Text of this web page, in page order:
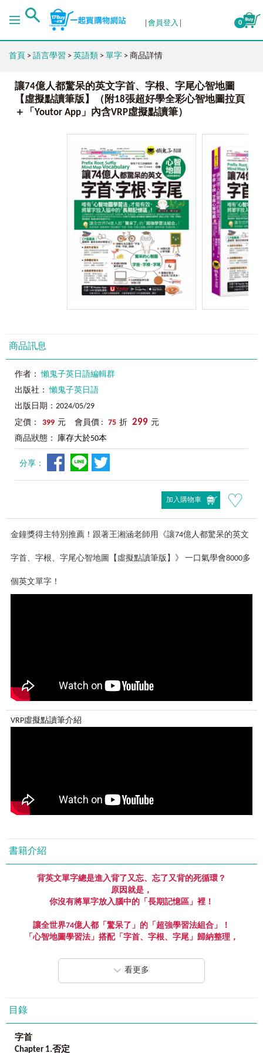
會員登入 0
首頁 > 語言學習 > 英語類 > 單字 > 商品詳情
讓74億人都驚呆的英文字首、字根、字尾心智地圖
【虛擬點讀筆版】（附18張超好學全彩心智地圖拉頁
＋「Youtor App」內含VRP虛擬點讀筆）
商品訊息
作者：懶鬼子英日語編輯群
出版社：懶鬼子英日語
出版日期：2024/05/29
定價：
399 元 會員價 : 75 折 299 元
商品狀態： 庫存大於50本
分享：
加入購物車
金鐘獎得主特別推薦！跟著王湘涵老師用《讓74億人都驚呆的英文
字首、字根、字尾心智地圖【虛擬點讀筆版】》 一口氣學會8000多
個英文單字！
VRP虛擬點讀筆介紹
書籍介紹
背英文單字總是進入背了又忘、忘了又背的死循環？
原因就是，
你沒有將單字放入腦中的「長期記憶區」裡！
讓全世界74億人都「驚呆了」的「超強學習法組合」！
「心智地圖學習法」搭配「字首、字根、字尾」歸納整理，
心理學家研究，人的記憶系統可以分成
「短期記憶」和「長期記憶」。
就能在想用到的時候快速找到需要用到的資料，
看更多
目錄
字首
Chapter 1.否定